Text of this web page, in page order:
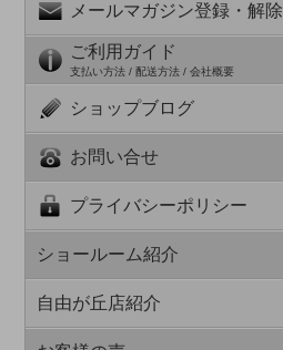
メールマガジン登録・解除
ご利用ガイド
支払い方法 / 配送方法 / 会社概要
ショップブログ
お問い合せ
プライバシーポリシー
ショールーム紹介
自由が丘店紹介